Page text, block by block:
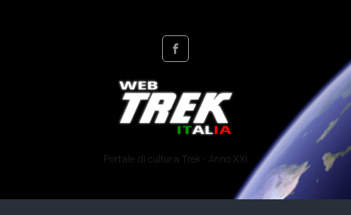
Portale di cultura Trek - Anno XXI